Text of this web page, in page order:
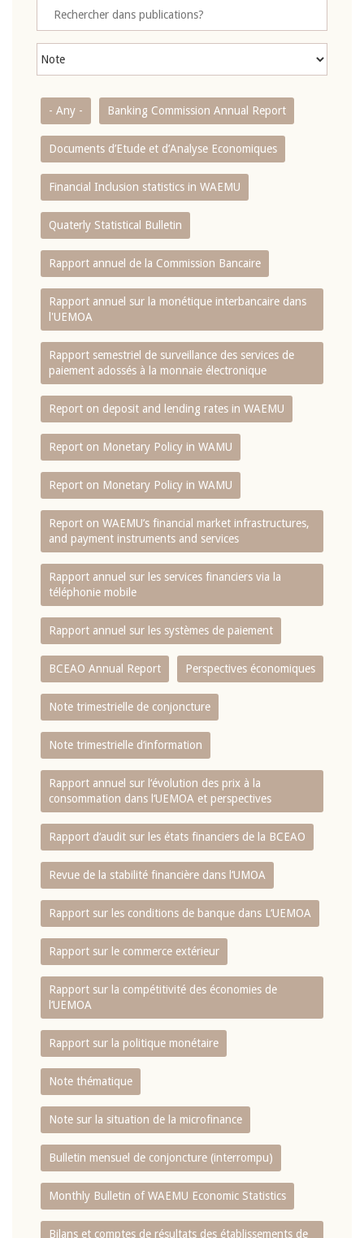
- Any - Banking Commission Annual Report
Documents d’Etude et d’Analyse Economiques
Financial Inclusion statistics in WAEMU
Quaterly Statistical Bulletin
Rapport annuel de la Commission Bancaire
Rapport annuel sur la monétique interbancaire dans
l'UEMOA
Rapport semestriel de surveillance des services de
paiement adossés à la monnaie électronique
Report on deposit and lending rates in WAEMU
Report on Monetary Policy in WAMU
Report on Monetary Policy in WAMU
Report on WAEMU’s financial market infrastructures,
and payment instruments and services
Rapport annuel sur les services financiers via la
téléphonie mobile
Rapport annuel sur les systèmes de paiement
BCEAO Annual Report Perspectives économiques
Note trimestrielle de conjoncture
Note trimestrielle d‘information
Rapport annuel sur l‘évolution des prix à la
consommation dans l‘UEMOA et perspectives
Rapport d‘audit sur les états financiers de la BCEAO
Revue de la stabilité financière dans l‘UMOA
Rapport sur les conditions de banque dans L‘UEMOA
Rapport sur le commerce extérieur
Rapport sur la compétitivité des économies de
l‘UEMOA
Rapport sur la politique monétaire
Note thématique
Note sur la situation de la microfinance
Bulletin mensuel de conjoncture (interrompu)
Monthly Bulletin of WAEMU Economic Statistics
Bilans et comptes de résultats des établissements de